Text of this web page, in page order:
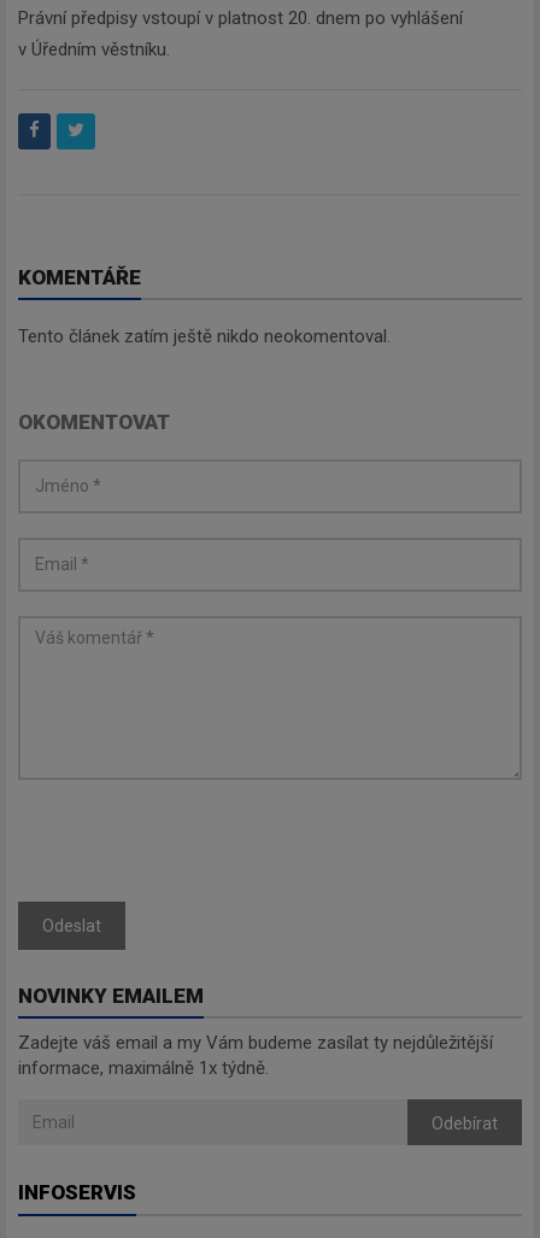
Právní předpisy vstoupí v platnost 20. dnem po vyhlášení
v Úředním věstníku.
KOMENTÁŘE
Tento článek zatím ještě nikdo neokomentoval.
OKOMENTOVAT
Odeslat
NOVINKY EMAILEM
Zadejte váš email a my Vám budeme zasílat ty nejdůležitější
informace, maximálně 1x týdně.
Odebírat
INFOSERVIS